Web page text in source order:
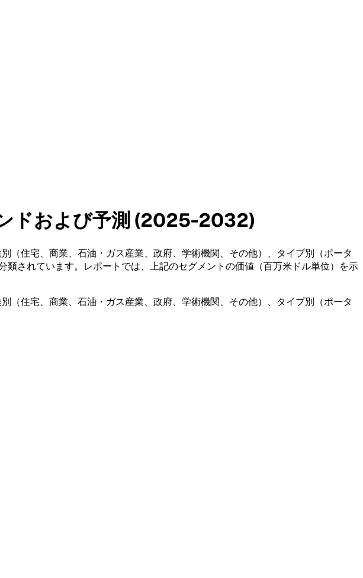
ドおよび予測 (2025-2032)
住宅、商業、石油・ガス産業、政府、学術機関、その他）、タイプ別（ポータ
されています。レポートでは、上記のセグメントの価値（百万米ドル単位）を示
住宅、商業、石油・ガス産業、政府、学術機関、その他）、タイプ別（ポータ